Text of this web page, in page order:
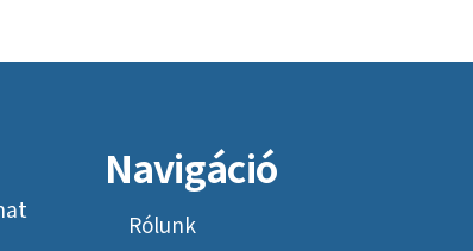
Navigáció
Rólunk